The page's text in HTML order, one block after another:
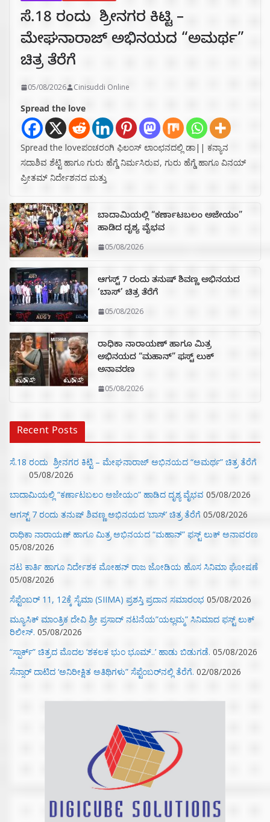
ಸೆ.18 ರಂದು ಶ್ರೀನಗರ ಕಿಟ್ಟಿ –
ಮೇಘನಾರಾಜ್ ಅಭಿನಯದ “ಅಮರ್ಥ”
ಚಿತ್ರ ತೆರೆಗೆ
05/08/2026 Cinisuddi Online
Spread the love
Spread the loveಪಂಚರಂಗಿ ಫಿಲಂಸ್ ಲಾಂಛನದಲ್ಲಿ ಡಾ|| ಕನ್ಯಾನ
ಸದಾಶಿವ ಶೆಟ್ಟಿ ಹಾಗೂ ಗುರು ಹೆಗ್ಡೆ ನಿರ್ಮಸಿರುವ, ಗುರು ಹೆಗ್ಡೆ ಹಾಗೂ ವಿನಯ್
ಪ್ರೀತಮ್ ನಿರ್ದೇಶನದ ಮತ್ತು
ಬಾದಾಮಿಯಲ್ಲಿ “ಕರ್ಣಾಟಬಲಂ ಅಜೇಯಂ”
ಹಾಡಿದ ದೃಶ್ಯ ವೈಭವ
05/08/2026
ಆಗಸ್ಟ್ 7 ರಂದು ತನುಷ್ ಶಿವಣ್ಣ ಅಭಿನಯದ
‘ಬಾಸ್’ ಚಿತ್ರ ತೆರೆಗೆ
05/08/2026
ರಾಧಿಕಾ ನಾರಾಯಣ್ ಹಾಗೂ ಮಿತ್ರ
ಅಭಿನಯದ “ಮಹಾನ್” ಫಸ್ಟ್ ಲುಕ್
ಅನಾವರಣ
05/08/2026
Recent Posts
ಸೆ.18 ರಂದು ಶ್ರೀನಗರ ಕಿಟ್ಟಿ – ಮೇಘನಾರಾಜ್ ಅಭಿನಯದ “ಅಮರ್ಥ” ಚಿತ್ರ ತೆರೆಗೆ
05/08/2026
ಬಾದಾಮಿಯಲ್ಲಿ “ಕರ್ಣಾಟಬಲಂ ಅಜೇಯಂ” ಹಾಡಿದ ದೃಶ್ಯ ವೈಭವ 05/08/2026
ಆಗಸ್ಟ್ 7 ರಂದು ತನುಷ್ ಶಿವಣ್ಣ ಅಭಿನಯದ ‘ಬಾಸ್’ ಚಿತ್ರ ತೆರೆಗೆ 05/08/2026
ರಾಧಿಕಾ ನಾರಾಯಣ್ ಹಾಗೂ ಮಿತ್ರ ಅಭಿನಯದ “ಮಹಾನ್” ಫಸ್ಟ್ ಲುಕ್ ಅನಾವರಣ
05/08/2026
ನಟ ಕಾರ್ತಿ ಹಾಗೂ ನಿರ್ದೇಶಕ ಮೋಹನ್ ರಾಜ ಜೋಡಿಯ ಹೊಸ ಸಿನಿಮಾ ಘೋಷಣೆ
05/08/2026
ಸೆಪ್ಟೆಂಬರ್ 11, 12ಕ್ಕೆ ಸೈಮಾ (SIIMA) ಪ್ರಶಸ್ತಿ ಪ್ರದಾನ ಸಮಾರಂಭ 05/08/2026
ಮ್ಯೂಸಿಕ್‌ ಮಾಂತ್ರಿಕ ದೇವಿ ಶ್ರೀ ಪ್ರಸಾದ್ ನಟನೆಯ”ಯಲ್ಲಮ್ಮ” ಸಿನಿಮಾದ ಫಸ್ಟ್‌ ಲುಕ್‌
ರಿಲೀಸ್. 05/08/2026
“ಸ್ಪಾರ್ಕ್” ಚಿತ್ರದ ಮೊದಲ‌ ‘ಶಕಲಕ ಭುಂ‌ ಭೂಮ್..’ ಹಾಡು ಬಿಡುಗಡೆ. 05/08/2026
ಸೆನ್ಸಾರ್ ದಾಟಿದ ‘ಅನಿರೀಕ್ಷಿತ ಅತಿಥಿಗಳು” ಸೆಪ್ಟೆಂಬರ್‌ನಲ್ಲಿ ತೆರೆಗೆ. 02/08/2026